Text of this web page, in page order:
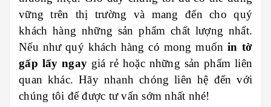
vững trên thị trường và mang đến cho quý
khách hàng những sản phẩm chất lượng nhất.
Nếu như quý khách hàng có mong muốnin tờ
gấp lấy ngay giá rẻ hoặc những sản phẩm liên
quan khác. Hãy nhanh chóng liên hệ đến với
chúng tôi để được tư vấn sớm nhất nhé!